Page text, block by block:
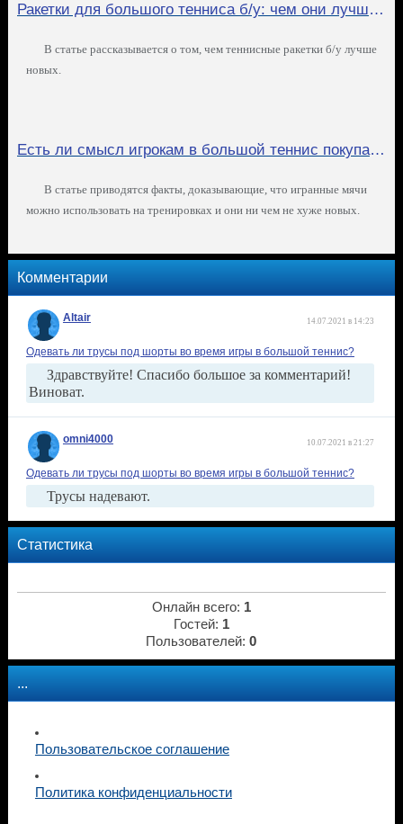
Ракетки для большого тенниса б/у: чем они лучше новых?
В статье рассказывается о том, чем теннисные ракетки б/у лучше
новых.
Есть ли смысл игрокам в большой теннис покупать новые мячи?
В статье приводятся факты, доказывающие, что игранные мячи
можно использовать на тренировках и они ни чем не хуже новых.
Комментарии
Altair 14.07.2021 в 14:23
Одевать ли трусы под шорты во время игры в большой теннис?
Здравствуйте! Спасибо большое за комментарий!
Виноват.
omni4000 10.07.2021 в 21:27
Одевать ли трусы под шорты во время игры в большой теннис?
Трусы надевают.
Статистика
Онлайн всего: 1
Гостей: 1
Пользователей:0
...
Пользовательское соглашение
Политика конфиденциальности